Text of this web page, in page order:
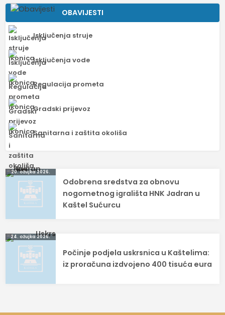
OBAVIJESTI
Isključenja struje
Isključenja vode
Regulacija prometa
Gradski prijevoz
Sanitarna i zaštita okoliša
Navigacija
objava
20. ožujka 2026.
Odobrena sredstva za obnovu
nogometnog igrališta HNK Jadran u
Kaštel Sućurcu
24. ožujka 2026.
Počinje podjela uskrsnica u Kaštelima:
iz proračuna izdvojeno 400 tisuća eura